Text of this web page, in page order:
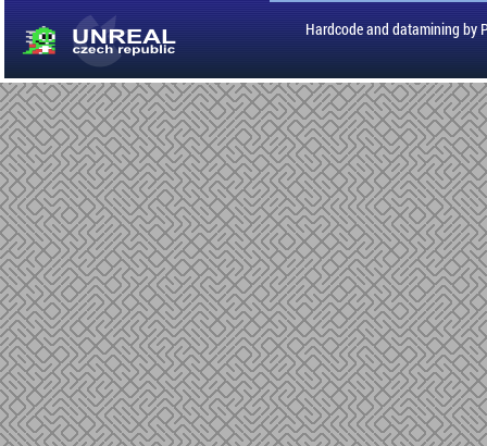
Hardcode and datamining by